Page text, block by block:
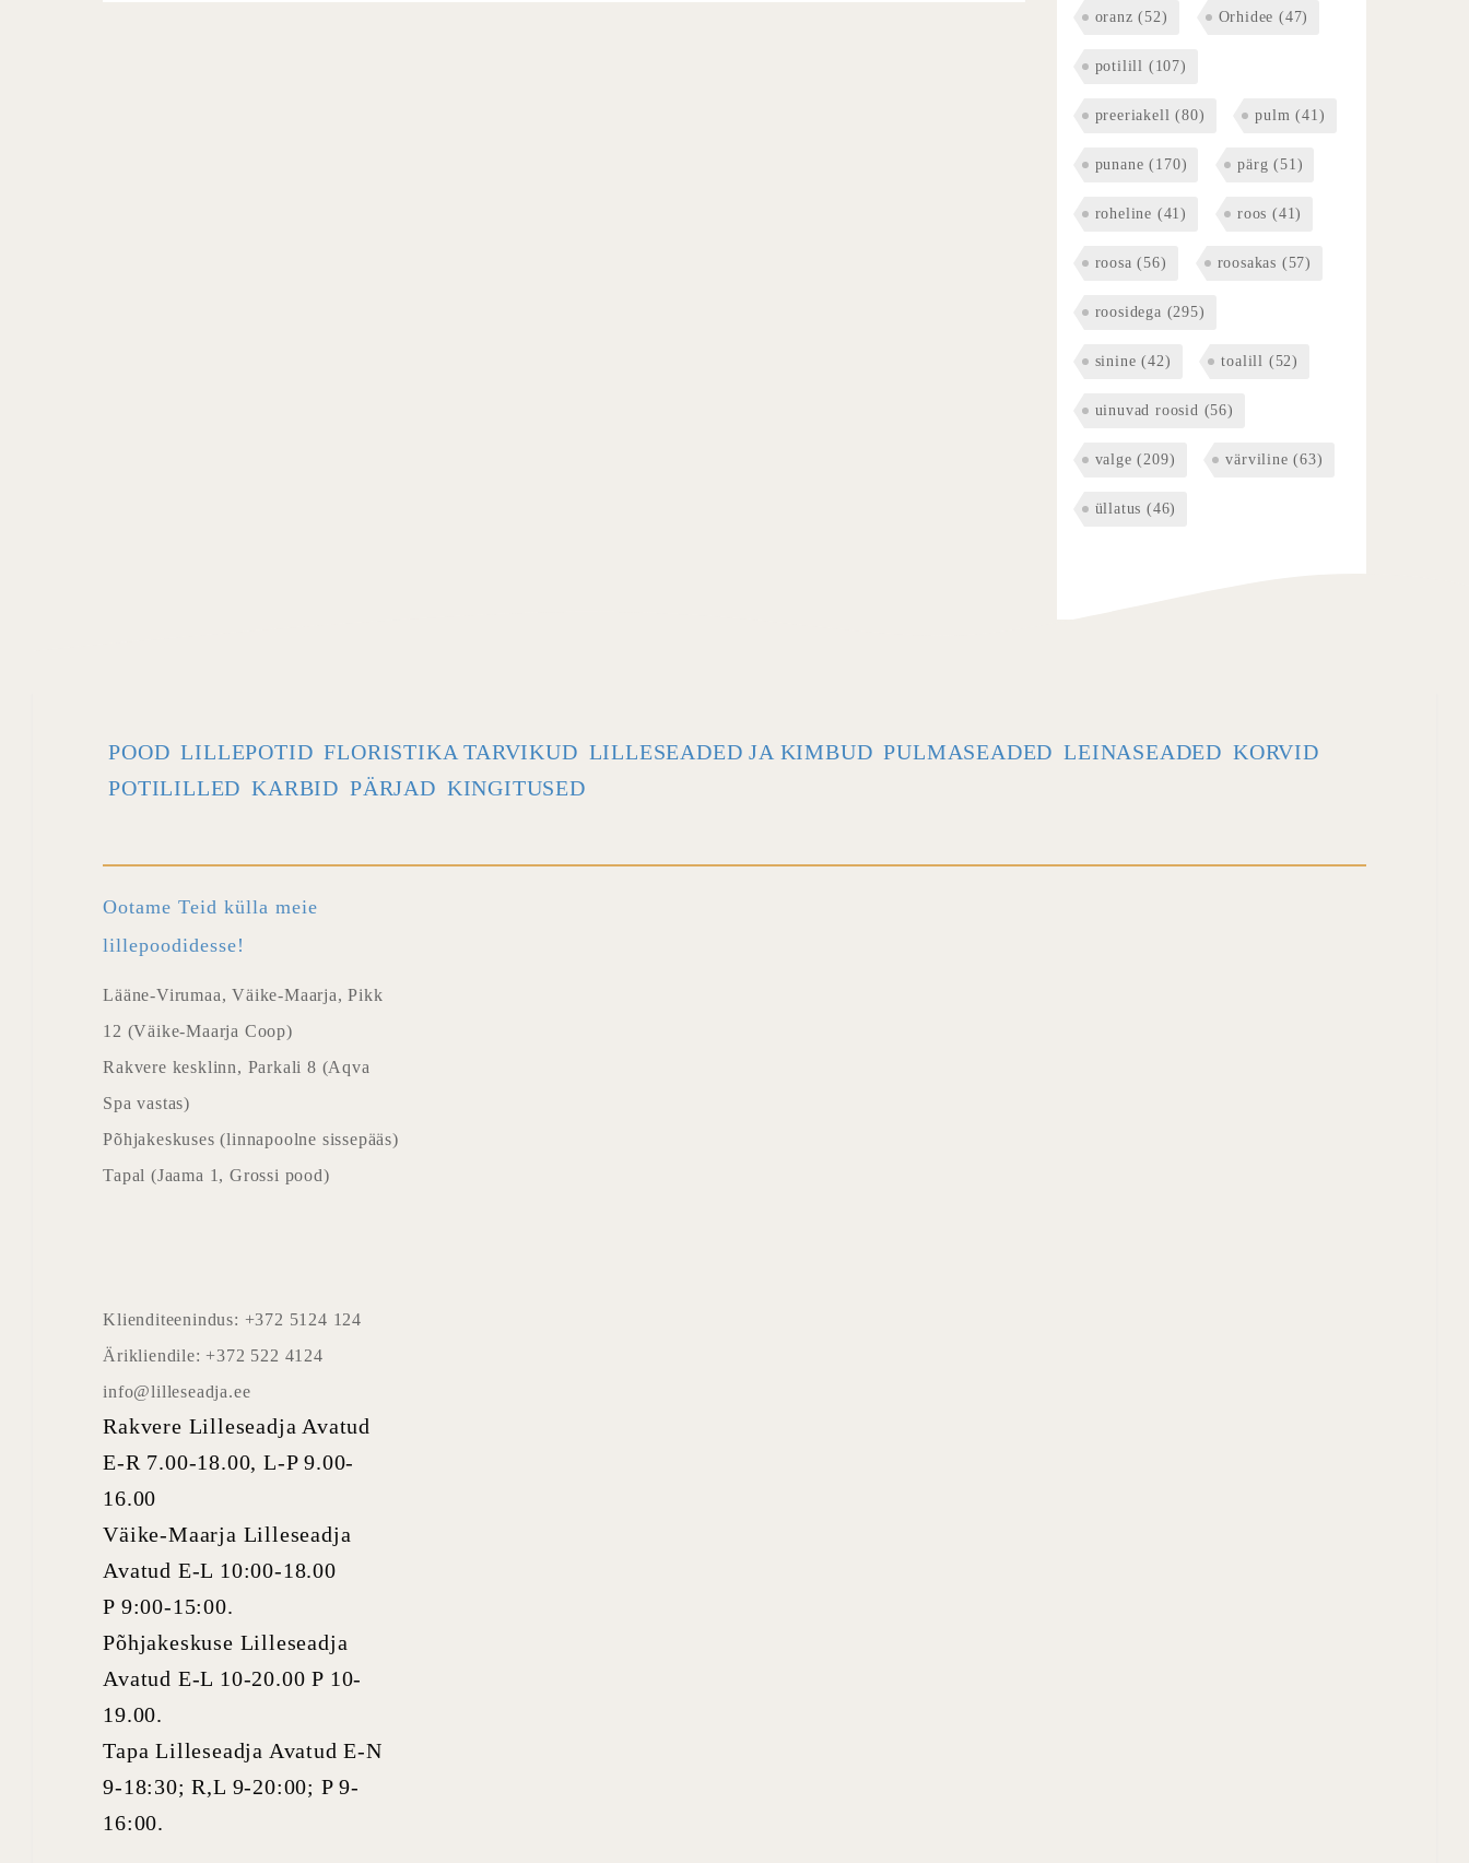
oranz (52) Orhidee (47)
potilill (107)
preeriakell (80) pulm (41)
punane (170) pärg (51)
roheline (41) roos (41)
roosa (56) roosakas (57)
roosidega (295)
sinine (42) toalill (52)
uinuvad roosid (56)
valge (209) värviline (63)
üllatus (46)
POOD LILLEPOTID FLORISTIKA TARVIKUD LILLESEADED JA KIMBUD PULMASEADED LEINASEADED KORVID
POTILILLED KARBID PÄRJAD KINGITUSED
Ootame Teid külla meie
lillepoodidesse!
Lääne-Virumaa, Väike-Maarja, Pikk
12 (Väike-Maarja Coop)
Rakvere kesklinn, Parkali 8 (Aqva
Spa vastas)
Põhjakeskuses (linnapoolne sissepääs)
Tapal (Jaama 1, Grossi pood)
Klienditeenindus: +372 5124 124
Ärikliendile: +372 522 4124
info@lilleseadja.ee
Rakvere Lilleseadja Avatud
E-R 7.00-18.00, L-P 9.00-
16.00
Väike-Maarja Lilleseadja
Avatud E-L 10:00-18.00
P 9:00-15:00.
Põhjakeskuse Lilleseadja
Avatud E-L 10-20.00 P 10-
19.00.
Tapa Lilleseadja Avatud E-N
9-18:30; R,L 9-20:00; P 9-
16:00.